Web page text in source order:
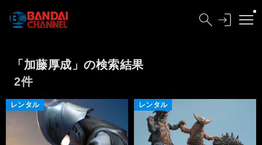
「加藤厚成」の検索結果
2件
レンタル レンタル